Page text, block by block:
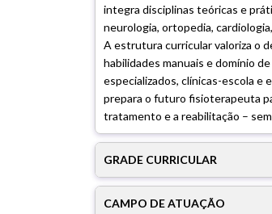
integra disciplinas teóricas e
neurologia, ortopedia,
A estrutura curricular valoriza o
habilidades manuais e domínio
especializados, clínicas-escola e
prepara o futuro fisioterapeuta
tratamento e a reabilitação –
GRADE CURRICULAR
CAMPO DE ATUAÇÃO